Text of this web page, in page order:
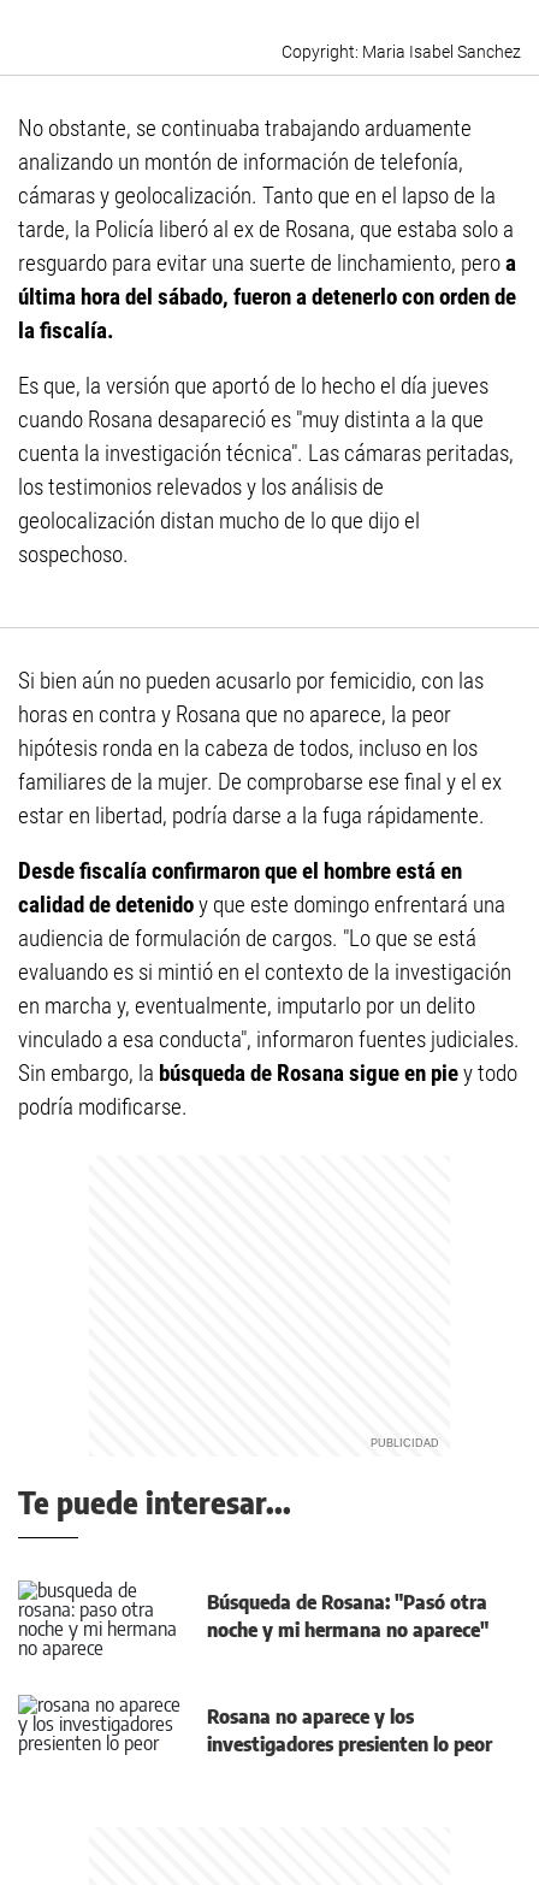
Maria Isabel Sanchez
No obstante, se continuaba trabajando arduamente
analizando un montón de información de telefonía,
cámaras y geolocalización. Tanto que en el lapso de la
tarde, la Policía liberó al ex de Rosana, que estaba solo a
resguardo para evitar una suerte de linchamiento, peroa
última hora del sábado, fueron a detenerlo con orden de
la fiscalía.
Es que, la versión que aportó de lo hecho el día jueves
cuando Rosana desapareció es "muy distinta a la que
cuenta la investigación técnica". Las cámaras peritadas,
los testimonios relevados y los análisis de
geolocalización distan mucho de lo que dijo el
sospechoso.
Si bien aún no pueden acusarlo por femicidio, con las
horas en contra y Rosana que no aparece, la peor
hipótesis ronda en la cabeza de todos, incluso en los
familiares de la mujer. De comprobarse ese final y el ex
estar en libertad, podría darse a la fuga rápidamente.
Desde fiscalía confirmaron que el hombre está en
calidad de detenidoy que este domingo enfrentará una
audiencia de formulación de cargos. "Lo que se está
evaluando es si mintió en el contexto de la investigación
en marcha y, eventualmente, imputarlo por un delito
vinculado a esa conducta", informaron fuentes judiciales.
Sin embargo, la búsqueda de Rosana sigue en piey todo
podría modificarse.
Te puede interesar...
Búsqueda de Rosana: "Pasó otra
noche y mi hermana no aparece"
Rosana no aparece y los
investigadores presienten lo peor